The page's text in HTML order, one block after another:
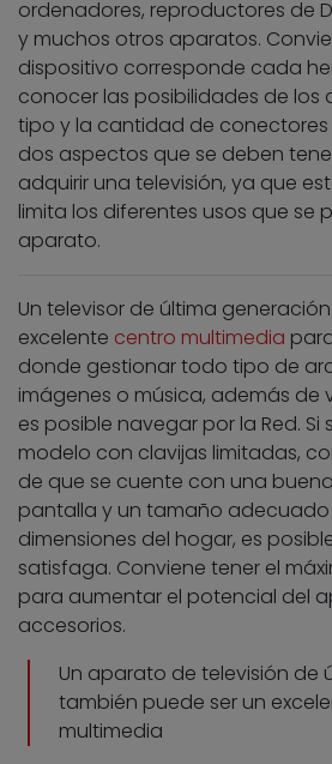
ordenadores, reproductores de
y muchos otros aparatos.
dispositivo corresponde cada
conocer las posibilidades de los
tipo y la cantidad de conectores
dos aspectos que se deben
adquirir una televisión, ya que
limita los diferentes usos que se
aparato.
Un televisor de última
excelente centro multimedia
donde gestionar todo tipo de
imágenes o música, además de
es posible navegar por la Red. Si
modelo con clavijas limitadas,
de que se cuente con una
pantalla y un tamaño
dimensiones del hogar, es
satisfaga. Conviene tener el
para aumentar el potencial del
accesorios.
Un aparato de televisión de
también puede ser un
multimedia